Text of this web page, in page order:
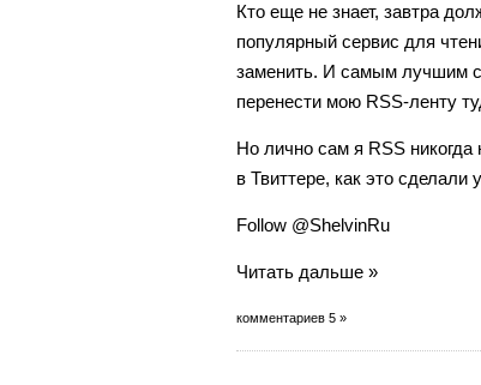
Кто еще не знает, завтра
популярный сервис для
заменить. И самым лучшим
перенести мою RSS-ленту
Но лично сам я RSS
в Твиттере, как это сделали
Follow @ShelvinRu
Читать дальше »
комментариев 5 »